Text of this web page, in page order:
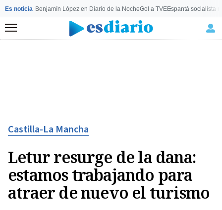
Es noticia Benjamín López en Diario de la NocheGol a TVEEspantá socialista
Menú
Castilla-La Mancha
Letur resurge de la dana:
estamos trabajando para
atraer de nuevo el turismo